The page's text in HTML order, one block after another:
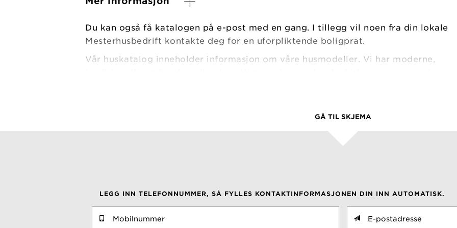
Du kan også få katalogen på e-post med en gang. I tillegg vil noen fra din lokale
Mesterhusbedrift kontakte deg for en uforpliktende boligprat.
Vår huskatalog inneholder informasjon om våre husmodeller. Vi har moderne,
om, mens andre bygger noe helt eget. Bruk katalogen som inspirasjon, og få det
GÅ TIL SKJEMA
LEGG INN TELEFONNUMMER, SÅ FYLLES KONTAKTINFORMASJONEN DIN INN AUTOMATISK.